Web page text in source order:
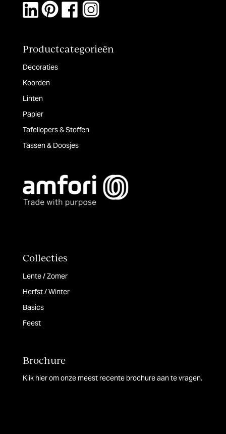
Productcategorieën
Decoraties
Koorden
Linten
Papier
Tafellopers & Stoffen
Tassen & Doosjes
Collecties
Lente / Zomer
Herfst / Winter
Basics
Feest
Brochure
Klik hier om onze meest recente brochure aan te vragen.